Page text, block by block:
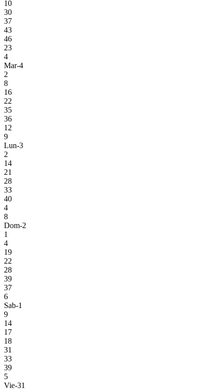
10
30
37
43
46
23
4
Mar-4
2
8
16
22
35
36
12
9
Lun-3
2
14
21
28
33
40
4
8
Dom-2
1
4
19
22
28
39
37
6
Sab-1
9
14
17
18
31
33
39
5
Vie-31